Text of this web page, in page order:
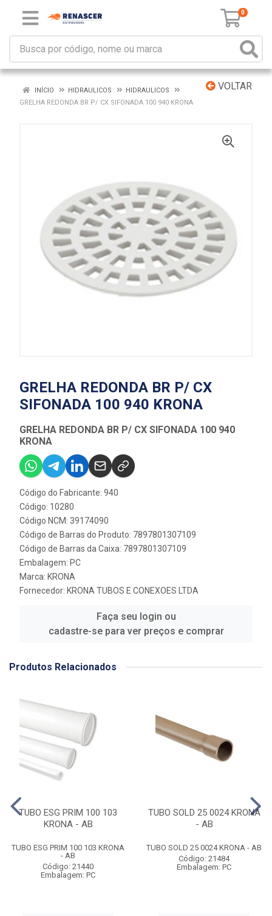
0
VOLTAR
INÍCIO HIDRAULICOS
HIDRAULICOS
GRELHA REDONDA BR P/ CX SIFONADA 100 940 KRONA
GRELHA REDONDA BR P/ CX
SIFONADA 100 940 KRONA
GRELHA REDONDA BR P/ CX SIFONADA 100 940
KRONA
Código do Fabricante: 940
Código: 10280
Código NCM: 39174090
Código de Barras do Produto: 7897801307109
Código de Barras da Caixa: 7897801307109
Embalagem: PC
Marca: KRONA
Fornecedor: KRONA TUBOS E CONEXOES LTDA
Faça seu login ou
cadastre-se para ver preços e comprar
Produtos Relacionados
TUBO ESG PRIM 100 103
KRONA - AB
TUBO ESG PRIM 100 103 KRONA
- AB
Código: 21440
Embalagem: PC
TUBO SOLD 25 0024 KRONA
- AB
TUBO SOLD 25 0024 KRONA - AB
Código: 21484
Embalagem: PC